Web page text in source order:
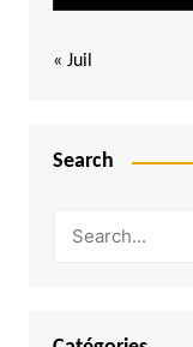
« Juil
Search